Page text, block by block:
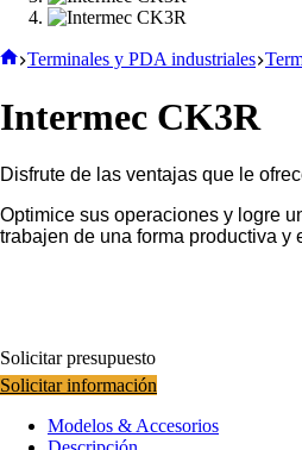
Inicio
Terminales y PDA industriales
Intermec CK3R
Disfrute de las ventajas que le
Optimice sus operaciones y logre
trabajen de una forma productiva
Solicitar presupuesto
Solicitar información
Modelos & Accesorios